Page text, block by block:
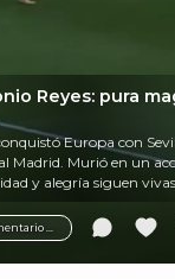
...
Reyes: pura
Europa con
Madrid. Murió en un
y alegría siguen